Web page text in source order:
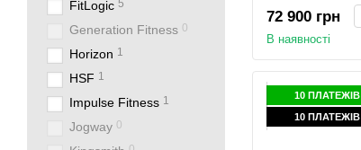
72 900 грн
В наявності
10 ПЛАТЕЖІВ
10 ПЛАТЕЖІВ
FitLogic 5
Generation Fitness 0
Horizon 1
HSF 1
Impulse Fitness 1
Jogway 0